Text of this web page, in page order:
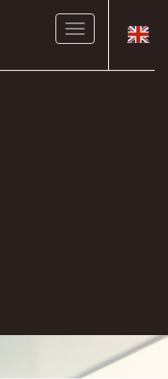
Toggle